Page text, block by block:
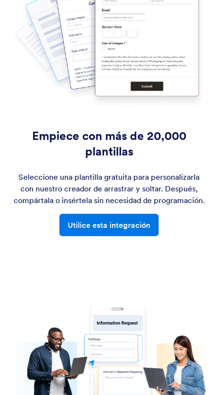
Empiece con más de 20,000
plantillas
Seleccione una plantilla gratuita para personalizarla
con nuestro creador de arrastrar y soltar. Después,
compártala o insértela sin necesidad de programación.
Utilice esta integración